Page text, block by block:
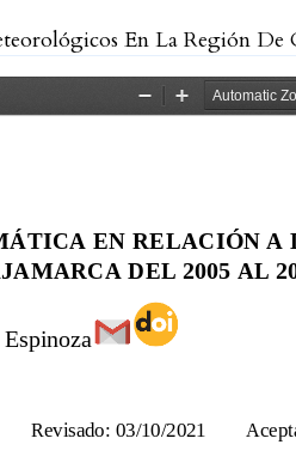
En La Región De